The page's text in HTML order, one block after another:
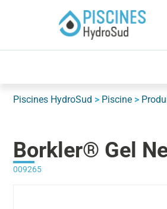
Piscines HydroSud > Piscine >
Borkler® Gel
009265